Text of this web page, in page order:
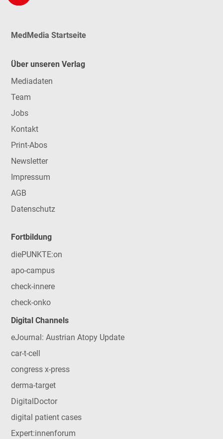
MedMedia Startseite
Über unseren Verlag
Mediadaten
Team
Jobs
Kontakt
Print-Abos
Newsletter
Impressum
AGB
Datenschutz
Fortbildung
diePUNKTE:on
apo-campus
check-innere
check-onko
Digital Channels
eJournal: Austrian Atopy Update
car-t-cell
congress x-press
derma-target
DigitalDoctor
digital patient cases
Expert:innenforum